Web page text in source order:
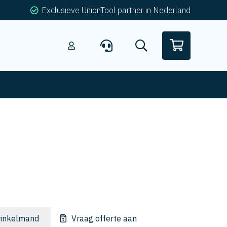
Exclusieve UnionTool partner in Nederland
Vraag offerte aan